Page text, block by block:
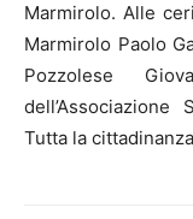
Marmirolo. Alle
Marmirolo Paolo
Pozzolese
Tutta la